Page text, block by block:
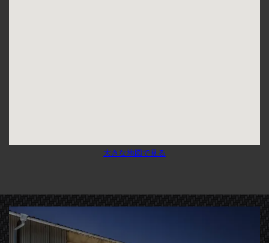
大きな地図で見る